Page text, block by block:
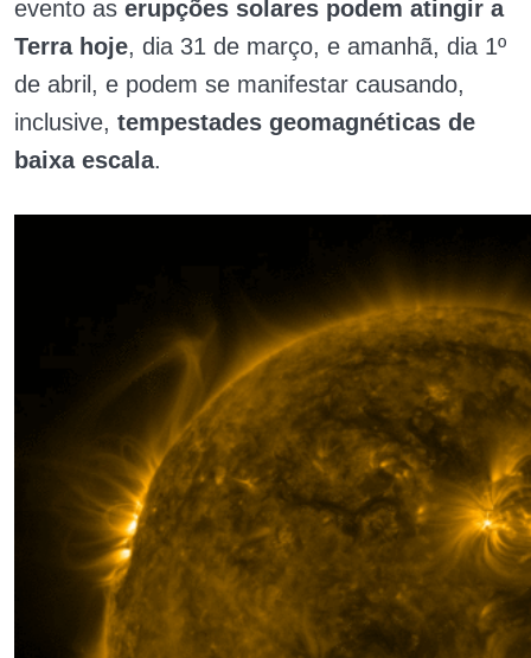
evento as erupções solares podem atingir a
Terra hoje, dia 31 de março, e amanhã, dia 1º
de abril, e podem se manifestar causando,
inclusive, tempestades geomagnéticas de
baixa escala.